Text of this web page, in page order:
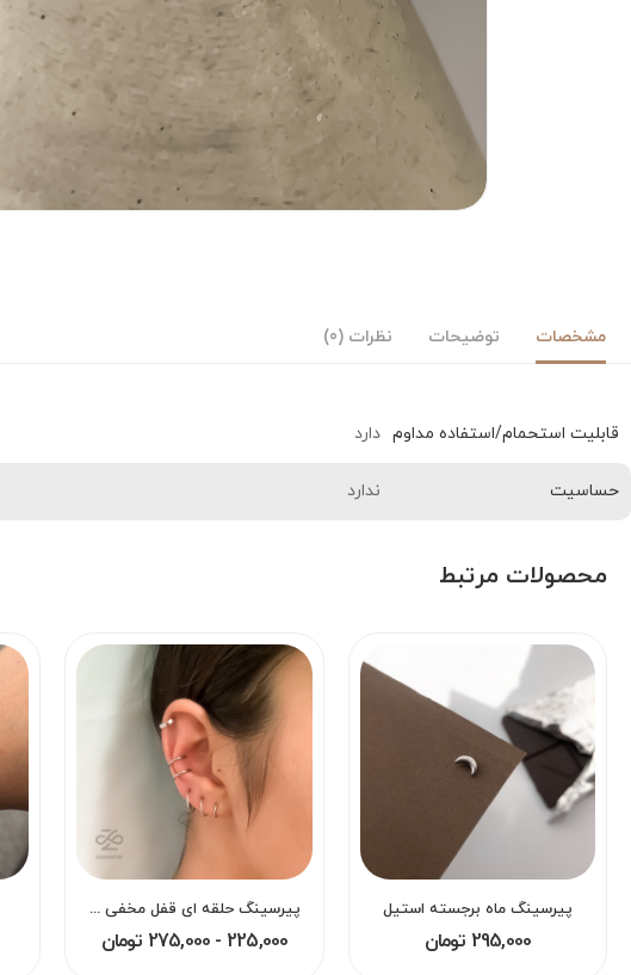
مشخصات توضیحات نظرات (0)
قابلیت استحمام/استفاده مداوم دارد
حساسیت ندارد
محصولات مرتبط
پیرسینگ ماه برجسته استیل
295,000 تومان
پیرسینگ حلقه ای قفل مخفی بینی لب گوش هلیکس دیث اوربیتال کانچ سپتام
225,000 - 275,000 تومان